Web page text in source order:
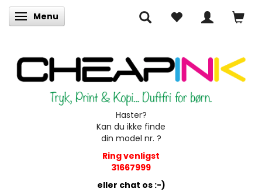
Skifte navigation
Menu
Haster?
Kan du ikke finde
din model nr. ?
Ring venligst
31667999
eller chat os :-)